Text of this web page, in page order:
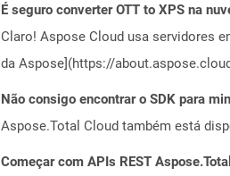
É seguro converter OTT to XPS na
Claro! Aspose Cloud usa servidores
da Aspose](https://
Não consigo encontrar o SDK para
Aspose.Total Cloud também está
Começar com APIs REST